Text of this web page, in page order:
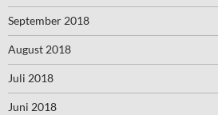
September 2018
August 2018
Juli 2018
Juni 2018